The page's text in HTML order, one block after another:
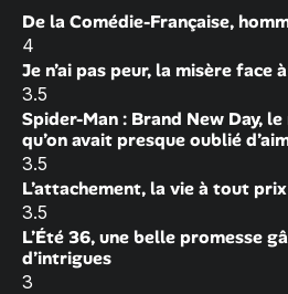
De la Comédie-Française,
4
Je n’ai pas peur, la misère face
3.5
Spider-Man : Brand New Day,
qu’on avait presque oublié
3.5
L’attachement, la vie à tout prix
3.5
L’Été 36, une belle promesse
d’intrigues
3